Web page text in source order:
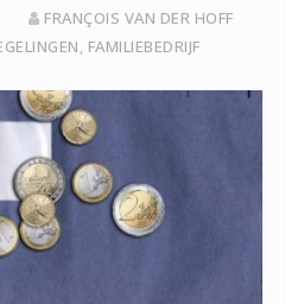
FRANÇOIS VAN DER HOFF
, FAMILIEBEDRIJF